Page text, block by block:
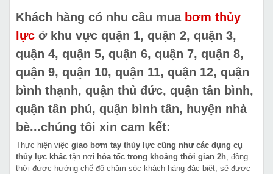
Khách hàng có nhu cầu mua bơm thủy
lực ở khu vực quận 1, quận 2, quận 3,
quận 4, quận 5, quận 6, quận 7, quận 8,
quận 9, quận 10, quận 11, quận 12, quận
bình thạnh, quận thủ đức, quận tân bình,
quận tân phú, quận bình tân, huyện nhà
bè...chúng tôi xin cam kết:
Thực hiện việc giao bơm tay thủy lực cũng như các dụng cụ
thủy lực khác tận nơi hỏa tốc trong khoảng thời gian 2h, đồng
thời được hưởng chế độ chăm sóc khách hàng đặc biệt, sẽ được